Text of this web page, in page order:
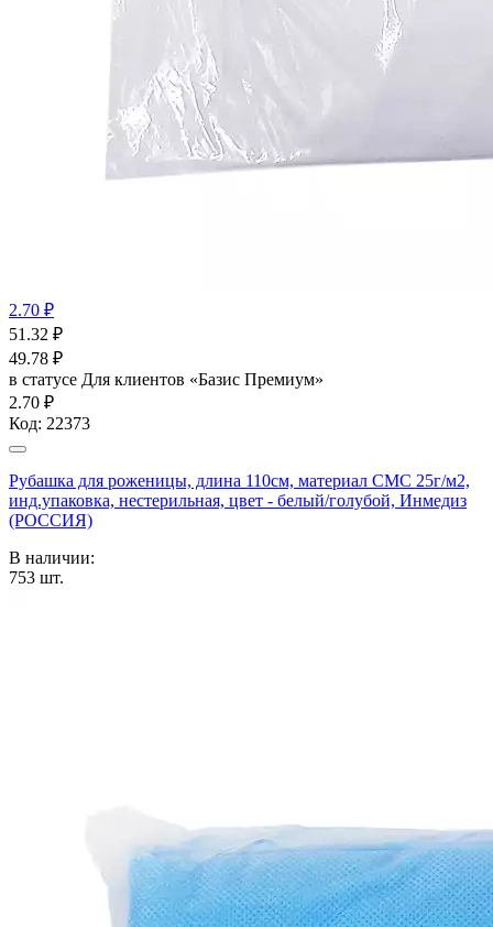
2.70 ₽
51.32 ₽
49.78 ₽
в статусе Для клиентов «Базис Премиум»
2.70 ₽
Код: 22373
Рубашка для роженицы, длина 110см, материал СМС 25г/м2,
инд.упаковка, нестерильная, цвет - белый/голубой, Инмедиз
(РОССИЯ)
В наличии:
753 шт.